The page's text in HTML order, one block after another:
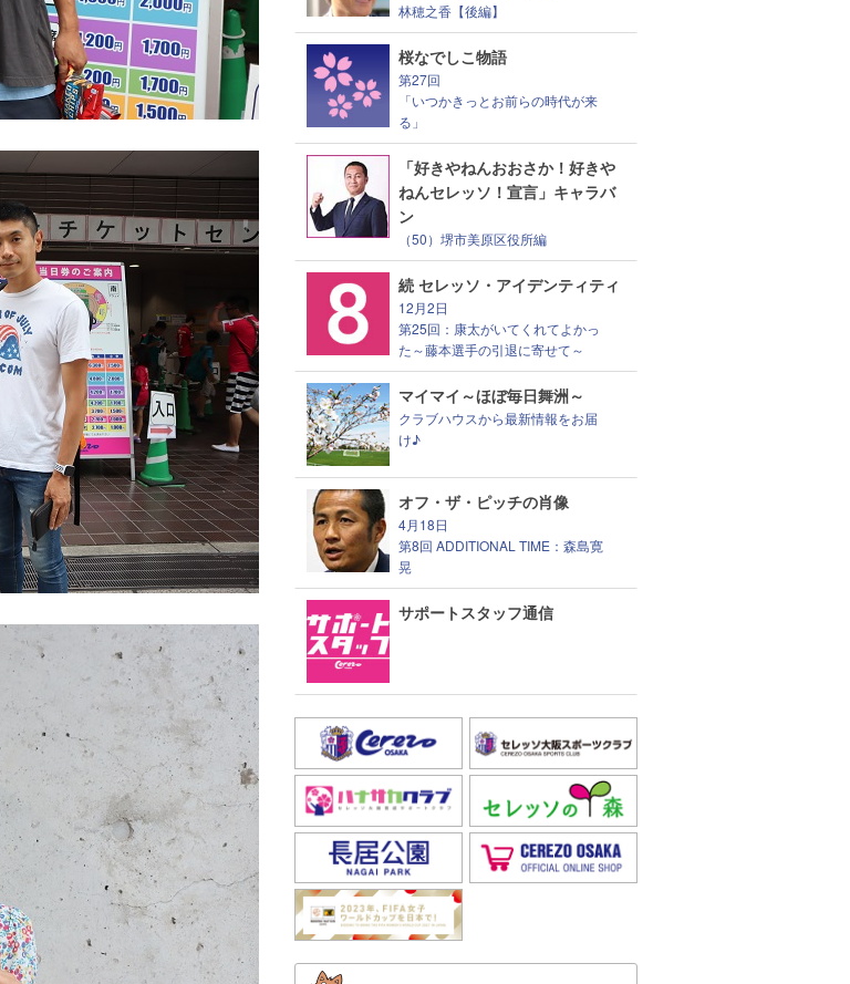
林穂之香【後編】
桜なでしこ物語
第27回
「いつかきっとお前らの時代が来
る」
「好きやねんおおさか！好きや
ねんセレッソ！宣言」キャラバ
ン
（50）堺市美原区役所編
続 セレッソ・アイデンティティ
12月2日
第25回：康太がいてくれてよかっ
た～藤本選手の引退に寄せて～
マイマイ～ほぼ毎日舞洲～
クラブハウスから最新情報をお届
け♪
オフ・ザ・ピッチの肖像
4月18日
第8回 ADDITIONAL TIME：森島寛
晃
サポートスタッフ通信